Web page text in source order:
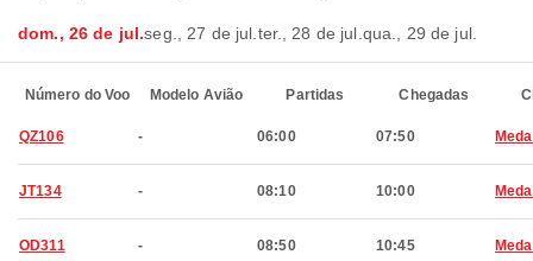
dom., 26 de jul.seg., 27 de jul. ter., 28 de jul. qua., 29 de jul.
Número do Voo Modelo Avião Partidas Chegadas
QZ106 - 06:00 07:50
JT134 - 08:10 10:00
OD311 - 08:50 10:45